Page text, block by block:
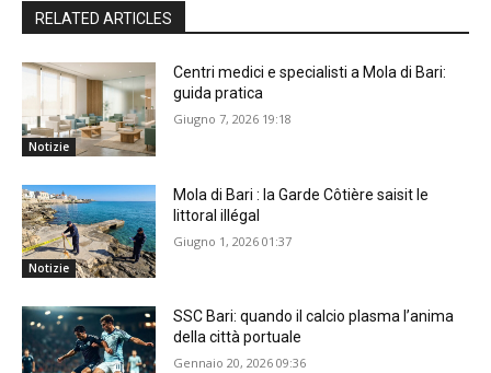
RELATED ARTICLES
Notizie
Centri medici e specialisti a Mola di Bari:
guida pratica
Giugno 7, 2026 19:18
Notizie
Mola di Bari : la Garde Côtière saisit le
littoral illégal
Giugno 1, 2026 01:37
SSC Bari: quando il calcio plasma l’anima
della città portuale
Gennaio 20, 2026 09:36